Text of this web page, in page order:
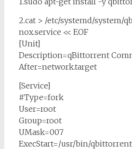
2.cat > /etc/systemd/system/
nox.service << EOF
[Unit]
Description=qBittorrent
After=network.target
[Service]
#Type=fork
User=root
Group=root
UMask=007
ExecStart=/usr/bin/